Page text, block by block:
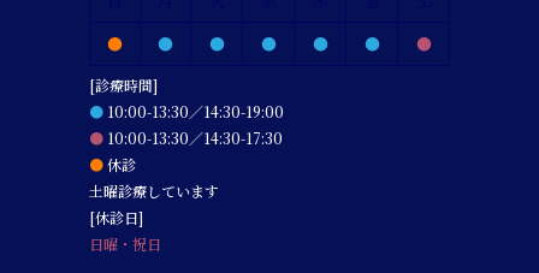
●
● ● ● ● ● ●
[診療時間]
● 10:00-13:30／14:30-19:00
● 10:00-13:30／14:30-17:30
●休診
土曜診療しています
[休診日]
日曜・祝日